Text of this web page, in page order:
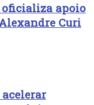
oficializa apoio
Curi